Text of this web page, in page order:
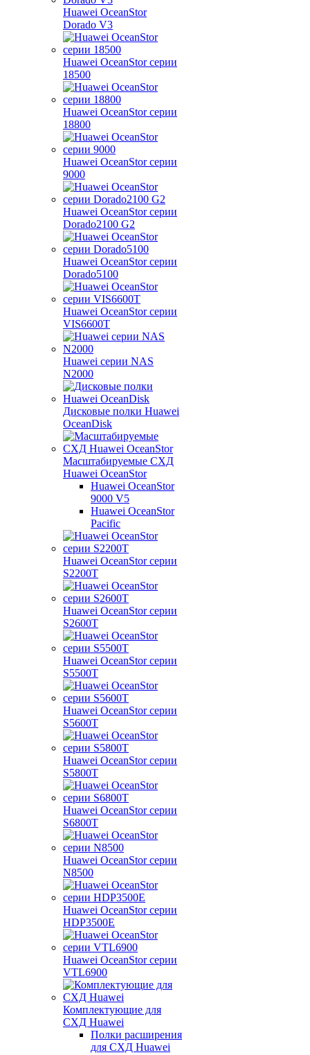
Huawei OceanStor
Dorado V3
Huawei OceanStor серии
18500
Huawei OceanStor серии
18800
Huawei OceanStor серии
9000
Huawei OceanStor серии
Dorado2100 G2
Huawei OceanStor серии
Dorado5100
Huawei OceanStor серии
VIS6600T
Huawei серии NAS
N2000
Дисковые полки Huawei
OceanDisk
Масштабируемые СХД
Huawei OceanStor
Huawei OceanStor
9000 V5
Huawei OceanStor
Pacific
Huawei OceanStor серии
S2200T
Huawei OceanStor серии
S2600T
Huawei OceanStor серии
S5500T
Huawei OceanStor серии
S5600T
Huawei OceanStor серии
S5800T
Huawei OceanStor серии
S6800T
Huawei OceanStor серии
N8500
Huawei OceanStor серии
HDP3500E
Huawei OceanStor серии
VTL6900
Комплектующие для
СХД Huawei
Полки расширения
для СХД Huawei